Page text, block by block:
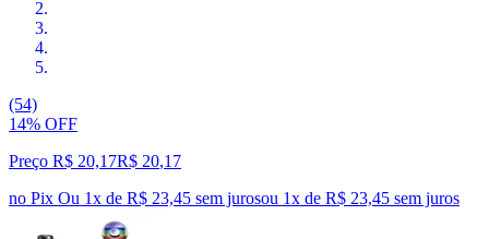
(54)
14% OFF
Preço R$ 20,17R$ 20,17
no Pix Ou 1x de R$ 23,45 sem jurosou 1x de R$ 23,45 sem juros